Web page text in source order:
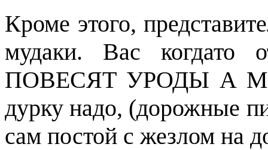
Кроме этого,
мудаки. Вас
ПОВЕСЯТ УРОДЫ А
дурку надо, (дорожные
сам постой с жезлом на